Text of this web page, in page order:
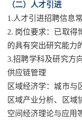
（二）人才引进
1.人才引进招聘信息
2. 岗位要求：已取得
的具有突出研究能力
3.招聘学科及研究方
供应链管理
区域经济学：城市与
区域产业分析、区域
空间经济理论与应用